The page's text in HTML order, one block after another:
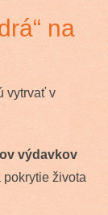
na
vytrvať v
výdavkov
pokrytie života